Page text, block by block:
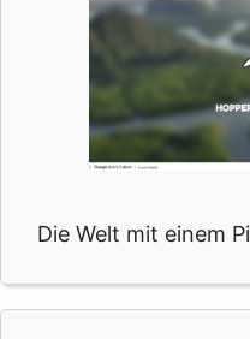
Die Welt mit einem